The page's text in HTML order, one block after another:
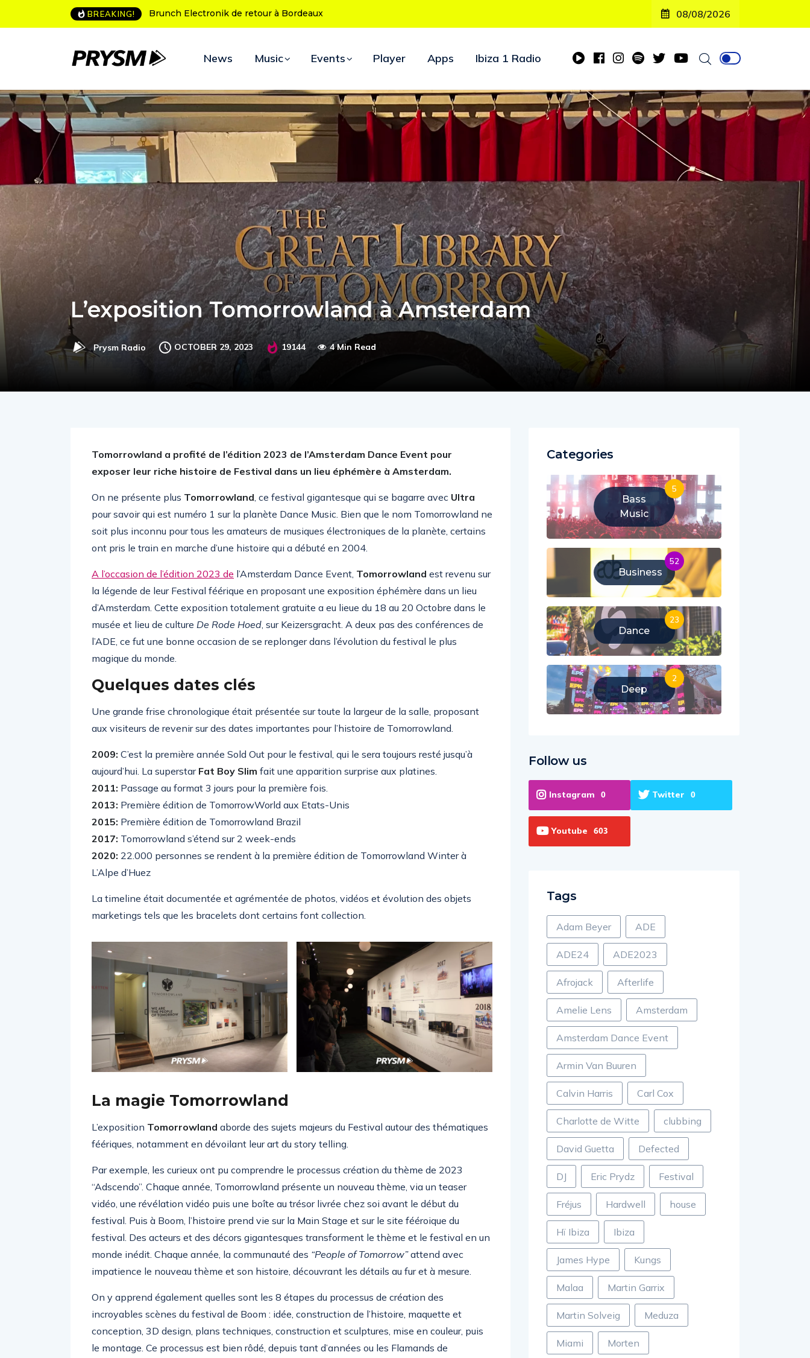
BREAKING! L’Amnesia Ibiza fête ses 50 ans : le programme des soirées d’ouverture 08/08/2026
News Music Events Player Apps Ibiza 1 Radio
L’exposition Tomorrowland à Amsterdam
Prysm Radio OCTOBER 29, 2023 19144 4 Min Read
Tomorrowland a profité de l’édition 2023 de l’Amsterdam Dance Event pour
exposer leur riche histoire de Festival dans un lieu éphémère à Amsterdam.
On ne présente plus Tomorrowland, ce festival gigantesque qui se bagarre avec Ultra
pour savoir qui est numéro 1 sur la planète Dance Music. Bien que le nom Tomorrowland ne
soit plus inconnu pour tous les amateurs de musiques électroniques de la planète, certains
ont pris le train en marche d’une histoire qui a débuté en 2004.
A l’occasion de l’édition 2023 de l’Amsterdam Dance Event, Tomorrowland est revenu sur
la légende de leur Festival féérique en proposant une exposition éphémère dans un lieu
d’Amsterdam. Cette exposition totalement gratuite a eu lieue du 18 au 20 Octobre dans le
musée et lieu de culture De Rode Hoed, sur Keizersgracht. A deux pas des conférences de
l’ADE, ce fut une bonne occasion de se replonger dans l’évolution du festival le plus
magique du monde.
Quelques dates clés
Une grande frise chronologique était présentée sur toute la largeur de la salle, proposant
aux visiteurs de revenir sur des dates importantes pour l’histoire de Tomorrowland.
2009: C’est la première année Sold Out pour le festival, qui le sera toujours resté jusqu’à
aujourd’hui. La superstar Fat Boy Slim fait une apparition surprise aux platines.
2011: Passage au format 3 jours pour la première fois.
2013: Première édition de TomorrowWorld aux Etats-Unis
2015: Première édition de Tomorrowland Brazil
2017: Tomorrowland s’étend sur 2 week-ends
2020: 22.000 personnes se rendent à la première édition de Tomorrowland Winter à
L’Alpe d’Huez
La timeline était documentée et agrémentée de photos, vidéos et évolution des objets
marketings tels que les bracelets dont certains font collection.
La magie Tomorrowland
L’exposition Tomorrowland aborde des sujets majeurs du Festival autour des thématiques
féériques, notamment en dévoilant leur art du story telling.
Par exemple, les curieux ont pu comprendre le processus création du thème de 2023
“Adscendo”. Chaque année, Tomorrowland présente un nouveau thème, via un teaser
vidéo, une révélation vidéo puis une boîte au trésor livrée chez soi avant le début du
festival. Puis à Boom, l’histoire prend vie sur la Main Stage et sur le site fééroique du
festival. Des acteurs et des décors gigantesques transforment le thème et le festival en un
monde inédit. Chaque année, la communauté des “People of Tomorrow”attend avec
impatience le nouveau thème et son histoire, découvrant les détails au fur et à mesure.
On y apprend également quelles sont les 8 étapes du processus de création des
incroyables scènes du festival de Boom : idée, construction de l’histoire, maquette et
conception, 3D design, plans techniques, construction et sculptures, mise en couleur, puis
le montage. Ce processus est bien rôdé, depuis tant d’années ou les Flamands de
Categories
Bass
Music
5
Business
52
Dance
23
Deep
2
Follow us
Instagram 0 Twitter 0
Youtube 603
Tags
Adam Beyer ADE
ADE24 ADE2023
Afrojack Afterlife
Amelie Lens Amsterdam
Amsterdam Dance Event
Armin Van Buuren
Calvin Harris Carl Cox
Charlotte de Witte clubbing
David Guetta Defected
DJ Eric Prydz Festival
Fréjus Hardwell house
Hï Ibiza Ibiza
James Hype Kungs
Malaa Martin Garrix
Martin Solveig Meduza
Miami Morten